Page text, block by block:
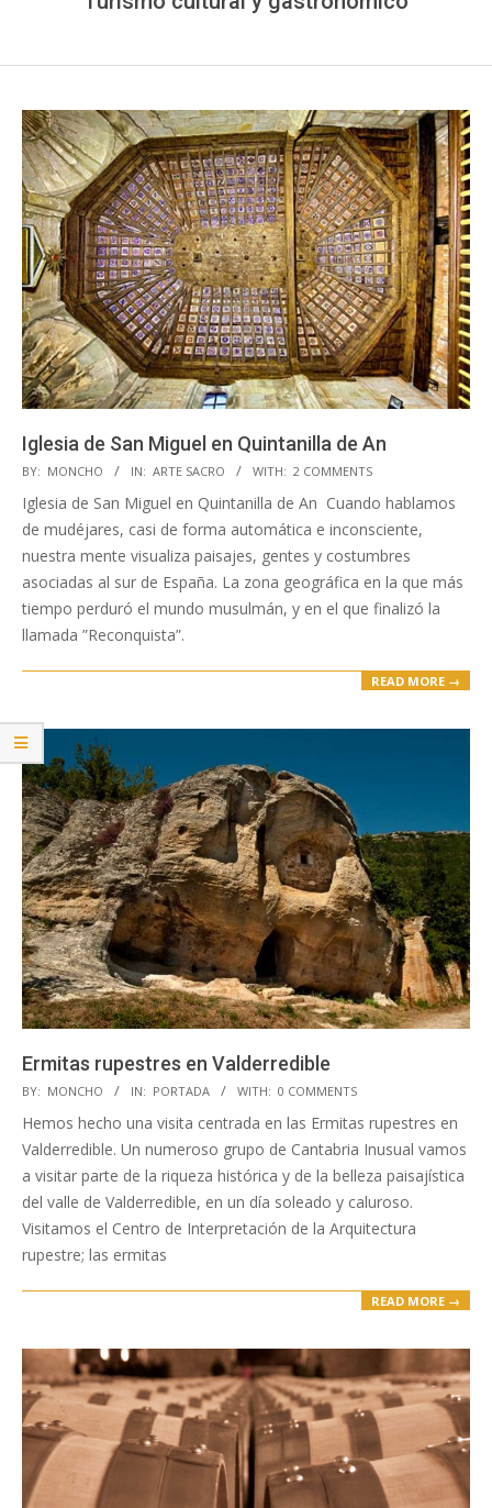
Iglesia de San Miguel en Quintanilla de An
2020-
04-
15
BY: MONCHO IN: ARTE SACRO WITH: 2 COMMENTS
Iglesia de San Miguel en Quintanilla de An Cuando hablamos
de mudéjares, casi de forma automática e inconsciente,
nuestra mente visualiza paisajes, gentes y costumbres
asociadas al sur de España. La zona geográfica en la que más
tiempo perduró el mundo musulmán, y en el que finalizó la
llamada ”Reconquista”.
READ MORE →
Ermitas rupestres en Valderredible
2020-
04-
15
BY: MONCHO IN: PORTADA WITH: 0 COMMENTS
Hemos hecho una visita centrada en las Ermitas rupestres en
Valderredible. Un numeroso grupo de Cantabria Inusual vamos
a visitar parte de la riqueza histórica y de la belleza paisajística
del valle de Valderredible, en un día soleado y caluroso.
Visitamos el Centro de Interpretación de la Arquitectura
rupestre; las ermitas
READ MORE →